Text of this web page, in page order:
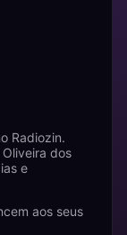
Radiozin.
dos
e
aos seus